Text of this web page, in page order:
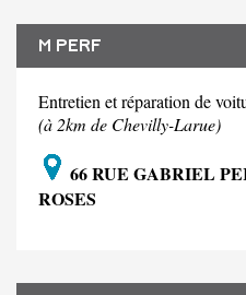
M PERF
Entretien et réparation de
(à 2km de Chevilly-Larue)
66 RUE GABRIEL
ROSES